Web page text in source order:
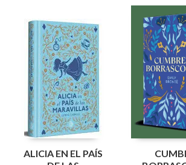
ALICIA EN EL PAÍS